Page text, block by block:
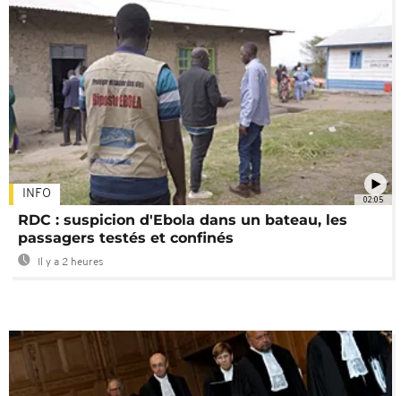
02:05
INFO
RDC : suspicion d'Ebola dans un bateau, les
passagers testés et confinés
Il y a 2 heures